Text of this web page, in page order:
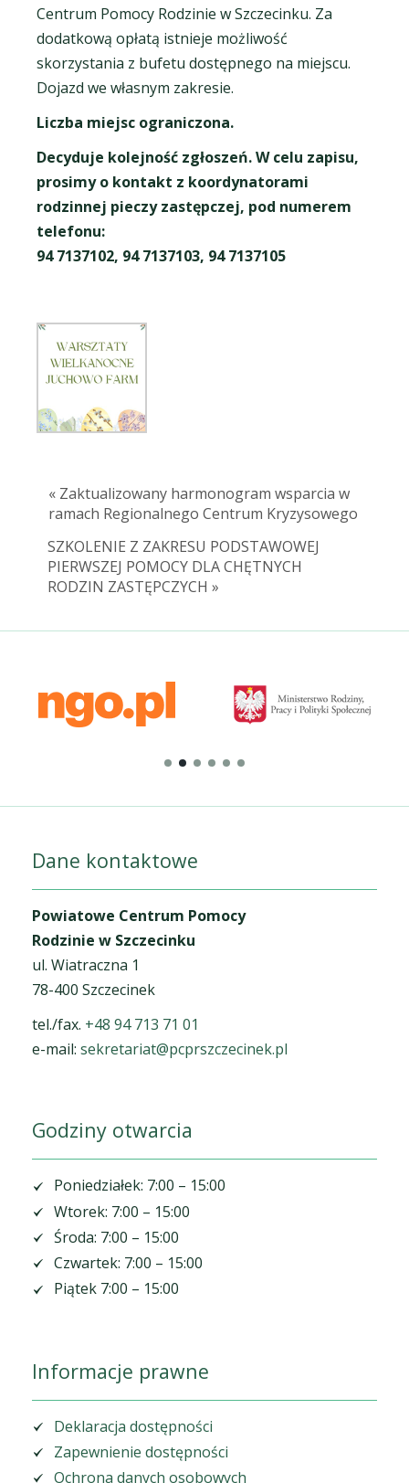
Centrum Pomocy Rodzinie w Szczecinku. Za
dodatkową opłatą istnieje możliwość
skorzystania z bufetu dostępnego na miejscu.
Dojazd we własnym zakresie.
Liczba miejsc ograniczona.
Decyduje kolejność zgłoszeń. W celu zapisu,
prosimy o kontakt z koordynatorami
rodzinnej pieczy zastępczej, pod numerem
telefonu:
94 7137102, 94 7137103, 94 7137105
« Zaktualizowany harmonogram wsparcia w
ramach Regionalnego Centrum Kryzysowego
SZKOLENIE Z ZAKRESU PODSTAWOWEJ
PIERWSZEJ POMOCY DLA CHĘTNYCH
RODZIN ZASTĘPCZYCH »
Dane kontaktowe
Powiatowe Centrum Pomocy
Rodzinie w Szczecinku
ul. Wiatraczna 1
78-400 Szczecinek
tel./fax. +48 94 713 71 01
e-mail: sekretariat@pcprszczecinek.pl
Godziny otwarcia
Poniedziałek: 7:00 – 15:00
Wtorek: 7:00 – 15:00
Środa: 7:00 – 15:00
Czwartek: 7:00 – 15:00
Piątek 7:00 – 15:00
Informacje prawne
Deklaracja dostępności
Zapewnienie dostępności
Ochrona danych osobowych